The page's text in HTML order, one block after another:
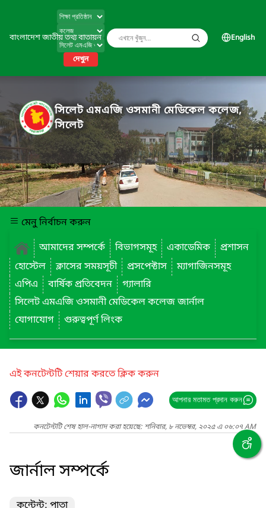
বাংলাদেশ জাতীয় তথ্য বাতায়ন
দেখুন
English
সিলেট এমএজি ওসমানী মেডিকেল কলেজ,
সিলেট
মেনু নির্বাচন করুন
আমাদের সম্পর্কে
বিভাগসমূহ একাডেমিক
প্রশাসন
হোস্টেল
ক্লাসের সময়সূচী প্রসপেক্টাস
ম্যাগাজিনসমূহ
এপিএ
বার্ষিক প্রতিবেদন
গ্যালারি
সিলেট এমএজি ওসমানী মেডিকেল কলেজ জার্নাল
যোগাযোগ
গুরুত্বপূর্ণ লিংক
এই কনটেন্টটি শেয়ার করতে ক্লিক করুন
আপনার মতামত প্রদান করুন
কনটেন্টটি শেষ হাল-নাগাদ করা হয়েছে: শনিবার, ৮ নভেম্বর, ২০২৫ এ ০৬:০৭ AM
জার্নাল সম্পর্কে